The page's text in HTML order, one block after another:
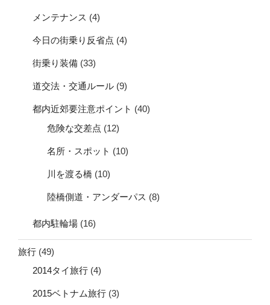
メンテナンス (4)
今日の街乗り反省点 (4)
街乗り装備 (33)
道交法・交通ルール (9)
都内近郊要注意ポイント (40)
危険な交差点 (12)
名所・スポット (10)
川を渡る橋 (10)
陸橋側道・アンダーパス (8)
都内駐輪場 (16)
旅行 (49)
2014タイ旅行 (4)
2015ベトナム旅行 (3)